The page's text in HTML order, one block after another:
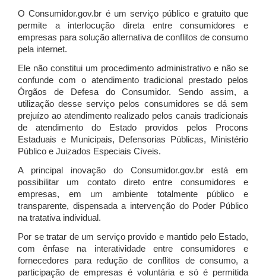
O Consumidor.gov.br é um serviço público e gratuito que
permite a interlocução direta entre consumidores e
empresas para solução alternativa de conflitos de consumo
pela internet.
Ele não constitui um procedimento administrativo e não se
confunde com o atendimento tradicional prestado pelos
Órgãos de Defesa do Consumidor. Sendo assim, a
utilização desse serviço pelos consumidores se dá sem
prejuízo ao atendimento realizado pelos canais tradicionais
de atendimento do Estado providos pelos Procons
Estaduais e Municipais, Defensorias Públicas, Ministério
Público e Juizados Especiais Cíveis.
A principal inovação do Consumidor.gov.br está em
possibilitar um contato direto entre consumidores e
empresas, em um ambiente totalmente público e
transparente, dispensada a intervenção do Poder Público
na tratativa individual.
Por se tratar de um serviço provido e mantido pelo Estado,
com ênfase na interatividade entre consumidores e
fornecedores para redução de conflitos de consumo, a
participação de empresas é voluntária e só é permitida